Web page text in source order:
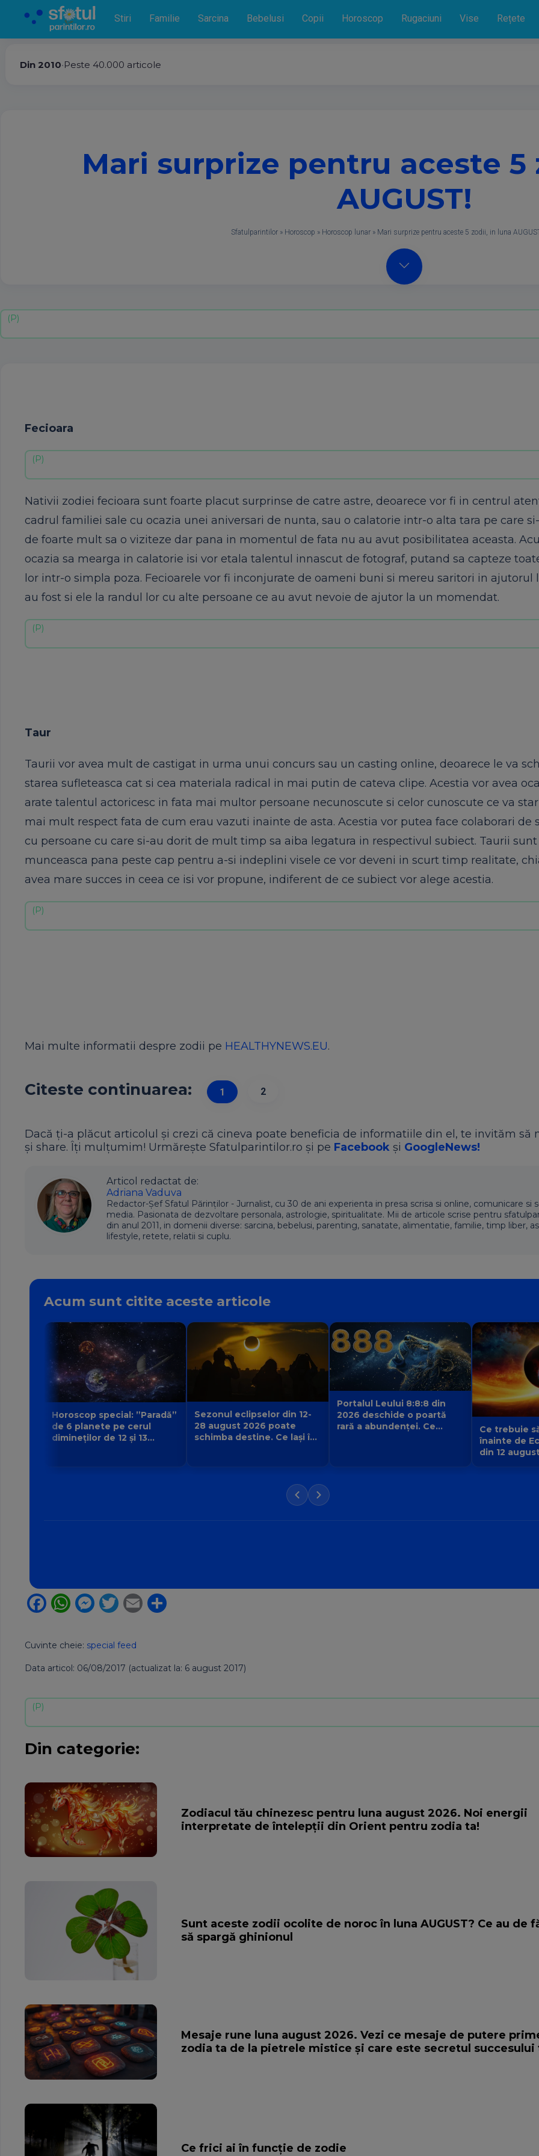
Stiri Familie Sarcina Bebelusi Copii Horoscop Rugaciuni Vise Rețete
Din 2010•Peste 40.000 articole
Mari surprize pentru aceste 5
AUGUST!
Sfatulparintilor » Horoscop » Horoscop lunar » Mari surprize pentru aceste 5 zodii, in luna
Fecioara
Nativii zodiei fecioara sunt foarte placut surprinse de catre astre, deoarece vor fi in centrul
cadrul familiei sale cu ocazia unei aniversari de nunta, sau o calatorie intr-o alta tara pe care
de foarte mult sa o viziteze dar pana in momentul de fata nu au avut posibilitatea aceasta.
ocazia sa mearga in calatorie isi vor etala talentul innascut de fotograf, putand sa capteze
lor intr-o simpla poza. Fecioarele vor fi inconjurate de oameni buni si mereu saritori in ajutorul
au fost si ele la randul lor cu alte persoane ce au avut nevoie de ajutor la un momendat.
Taur
Taurii vor avea mult de castigat in urma unui concurs sau un casting online, deoarece le va
starea sufleteasca cat si cea materiala radical in mai putin de cateva clipe. Acestia vor avea
arate talentul actoricesc in fata mai multor persoane necunoscute si celor cunoscute ce va
mai mult respect fata de cum erau vazuti inainte de asta. Acestia vor putea face colaborari de
cu persoane cu care si-au dorit de mult timp sa aiba legatura in respectivul subiect. Taurii sunt
munceasca pana peste cap pentru a-si indeplini visele ce vor deveni in scurt timp realitate,
avea mare succes in ceea ce isi vor propune, indiferent de ce subiect vor alege acestia.
Mai multe informatii despre zodii pe HEALTHYNEWS.EU.
Citeste continuarea: 1 2
Dacă ți-a plăcut articolul și crezi că cineva poate beneficia de informatiile din el, te invităm să
și share. Îți mulțumim! Urmărește Sfatulparintilor.ro și pe Facebook și GoogleNews!
Articol redactat de:
Adriana Vaduva
Redactor-Șef Sfatul Părinților - Jurnalist, cu 30 de ani experienta in presa scrisa si online, comunicare si
media. Pasionata de dezvoltare personala, astrologie, spiritualitate. Mii de articole scrise pentru
din anul 2011, in domenii diverse: sarcina, bebelusi, parenting, sanatate, alimentatie, familie, timp liber,
lifestyle, retete, relatii si cuplu.
Acum sunt citite aceste articole
Horoscop special: ”Paradă”
de 6 planete pe cerul
dimineților de 12 și 13
Sezonul eclipselor din 12-
28 august 2026 poate
schimba destine. Ce lași în
Portalul Leului 8:8:8 din
2026 deschide o poartă
rară a abundenței. Ce
Ce trebuie
înainte de
din 12
Facebook
WhatsApp
Messenger
Twitter
Email
Cuvinte cheie: special feed
Data articol: 06/08/2017 (actualizat la: 6 august 2017)
Din categorie:
Zodiacul tău chinezesc pentru luna august 2026. Noi energii
interpretate de întelepții din Orient pentru zodia ta!
Sunt aceste zodii ocolite de noroc în luna AUGUST? Ce au de
să spargă ghinionul
Mesaje rune luna august 2026. Vezi ce mesaje de putere
zodia ta de la pietrele mistice și care este secretul succesului
Ce frici ai în funcție de zodie